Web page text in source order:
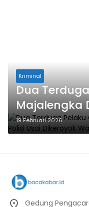
Kriminal
Dua
Majalengka
Usai
19 Februari 2026
Gedung